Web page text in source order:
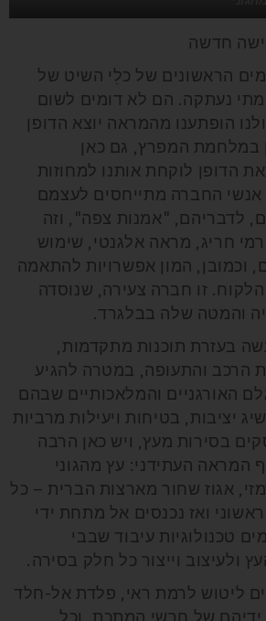
הראשונים של כלֵי השיט של
נעתקה. הם לא דומים לשום
הופתענו מהמראה יוצא הדופן
במלחמת המפרץ, גם כאן
הדופן לוקחת אותנו למחוזות
אנשי החברה מתייחסים לעצמם
לדבריהם, "אמנות צפה", וזה
חריג, מראה אלגנטי, שימוש
וכמובן, המון אפשרויות להתאמה
זו חברה צעירה, שנוסדה
בעזרת תוכנות מתקדמות,
הרכב והתעופה, במטרה להגיע
האורגניים והמלאכותיים שבהם
יציבות, בטיחות ויעילות מרביות
בסירות מעץ, ויש כאן הרבה
המראה העתידני: עץ מהגוני
אגוז שחור מארצות הברית – כל
ואז נכנסים אל מתחת ידי
טכנולוגיות עיבוד שבבי
ולעיצוב וייצור כל חלק בסירה.
ליטוש לרמת ראי, פלדת אל-חלד
של חרשי המתכת, וכל